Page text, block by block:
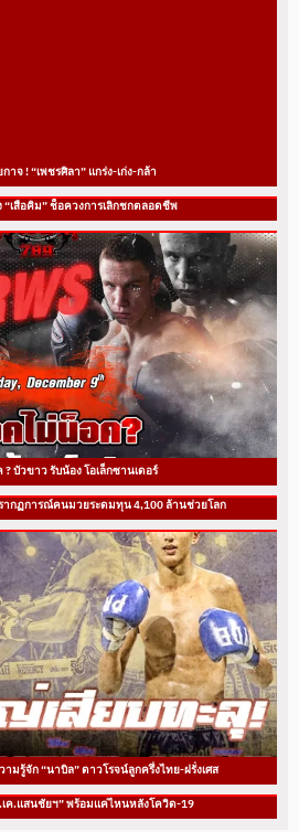
าจ ! “เพชรศิลา” แกร่ง-เก่ง-กล้า
“เสือคิม” ช็อควงการเลิกชกตลอดชีพ
บัวขาว รับน้อง โอเล็กซานเดอร์
ากฏการณ์คนมวยระดมทุน 4,100 ล้านช่วยโลก
มรู้จัก “นาบิล” ดาวโรจน์ลูกครึ่งไทย-ฝรั่งเศส
เค.แสนชัยฯ” พร้อมแค่ไหนหลังโควิด-19